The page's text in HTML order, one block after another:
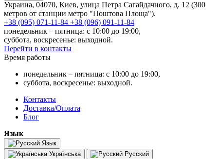
Украина, 04070, Киев, улица Петра Сагайдачного, д. 12 (300
метров от станции метро "Поштова Площа").
+38 (095) 071-11-84 +38 (096) 091-11-84
понедельник – пятница: с 10:00 до 19:00,
суббота, воскресенье: выходной.
Перейти в контакты
Время работы
понедельник – пятница: с 10:00 до 19:00,
суббота, воскресенье: выходной.
Контакты
Доставка/Оплата
Блог
Язык
Язык
Українська
Русский